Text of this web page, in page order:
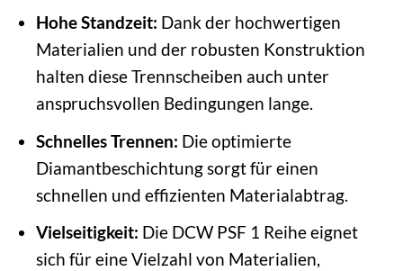
Hohe Standzeit: Dank der hochwertigen
Materialien und der robusten Konstruktion
halten diese Trennscheiben auch unter
anspruchsvollen Bedingungen lange.
Schnelles Trennen: Die optimierte
Diamantbeschichtung sorgt für einen
schnellen und effizienten Materialabtrag.
Vielseitigkeit: Die DCW PSF 1 Reihe eignet
sich für eine Vielzahl von Materialien,